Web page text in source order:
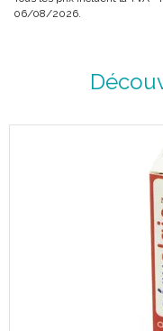
06/08/2026.